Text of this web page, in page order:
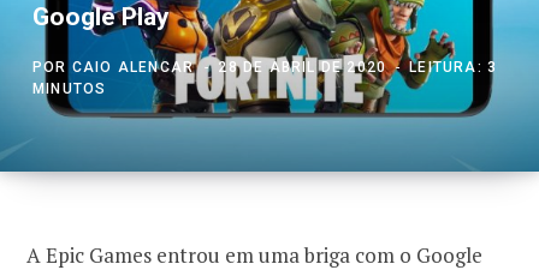
Google Play
POR CAIO ALENCAR 28 DE ABRIL DE 2020
LEITURA: 3
MINUTOS
A Epic Games entrou em uma briga com o Google